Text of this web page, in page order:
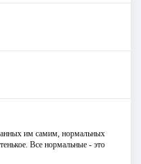
им самим, нормальных
Все нормальные - это